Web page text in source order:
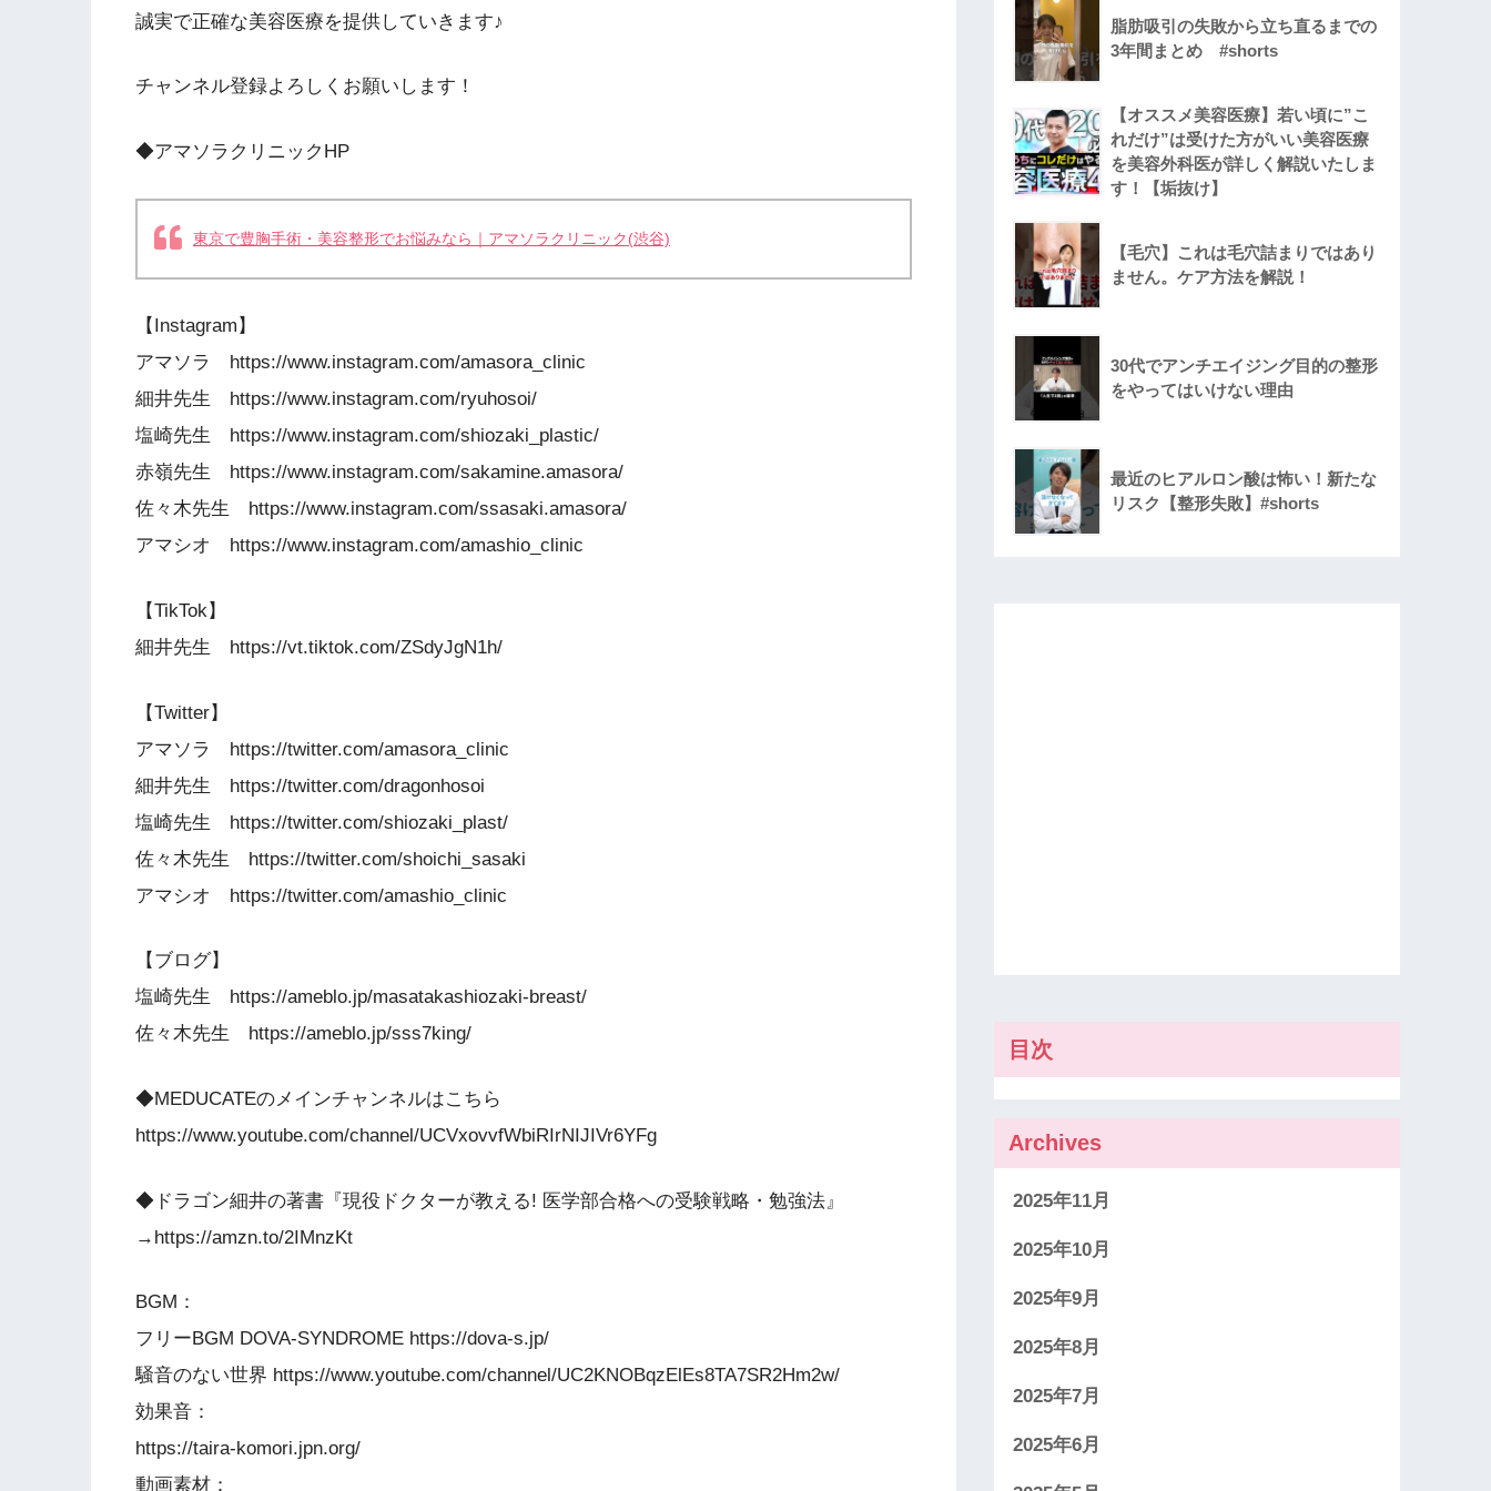
誠実で正確な美容医療を提供していきます♪
チャンネル登録よろしくお願いします！
◆アマソラクリニックHP
東京で豊胸手術・美容整形でお悩みなら｜アマソラクリニック(渋谷)
【Instagram】
アマソラ https://www.instagram.com/amasora_clinic
細井先生 https://www.instagram.com/ryuhosoi/
塩崎先生 https://www.instagram.com/shiozaki_plastic/
赤嶺先生 https://www.instagram.com/sakamine.amasora/
佐々木先生 https://www.instagram.com/ssasaki.amasora/
アマシオ https://www.instagram.com/amashio_clinic
【TikTok】
細井先生 https://vt.tiktok.com/ZSdyJgN1h/
【Twitter】
アマソラ https://twitter.com/amasora_clinic
細井先生 https://twitter.com/dragonhosoi
塩崎先生 https://twitter.com/shiozaki_plast/
佐々木先生 https://twitter.com/shoichi_sasaki
アマシオ https://twitter.com/amashio_clinic
【ブログ】
塩崎先生 https://ameblo.jp/masatakashiozaki-breast/
佐々木先生 https://ameblo.jp/sss7king/
◆MEDUCATEのメインチャンネルはこちら
https://www.youtube.com/channel/UCVxovvfWbiRIrNIJIVr6YFg
◆ドラゴン細井の著書『現役ドクターが教える! 医学部合格への受験戦略・勉強法』
→https://amzn.to/2IMnzKt
BGM：
フリーBGM DOVA-SYNDROME https://dova-s.jp/
騒音のない世界 https://www.youtube.com/channel/UC2KNOBqzElEs8TA7SR2Hm2w/
効果音：
https://taira-komori.jpn.org/
動画素材：
脂肪吸引の失敗から立ち直るまでの
3年間まとめ #shorts
【オススメ美容医療】若い頃に”こ
れだけ”は受けた方がいい美容医療
を美容外科医が詳しく解説いたしま
す！【垢抜け】
【毛穴】これは毛穴詰まりではあり
ません。ケア方法を解説！
30代でアンチエイジング目的の整形
をやってはいけない理由
最近のヒアルロン酸は怖い！新たな
リスク【整形失敗】#shorts
目次
Archives
2025年11月
2025年10月
2025年9月
2025年8月
2025年7月
2025年6月